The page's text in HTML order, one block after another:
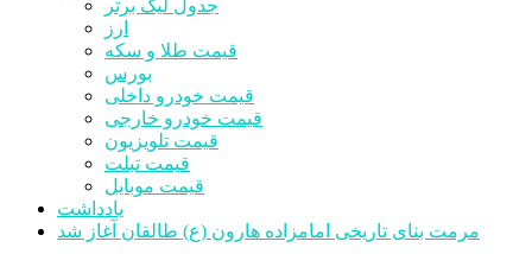
جدول لیگ برتر
ارز
قیمت طلا و سکه
بورس
قیمت خودرو داخلی
قیمت خودرو خارجی
قیمت تلویزیون
قیمت تبلت
قیمت موبایل
یادداشت
مرمت بنای تاریخی امامزاده هارون (ع) طالقان آغاز شد